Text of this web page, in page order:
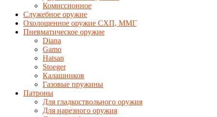
Комиссионное
Служебное оружие
Охолощенное оружие СХП, ММГ
Пневматическое оружие
Diana
Gamo
Hatsan
Stoeger
Калашников
Газовые пружины
Патроны
Для гладкоствольного оружия
Для нарезного оружия